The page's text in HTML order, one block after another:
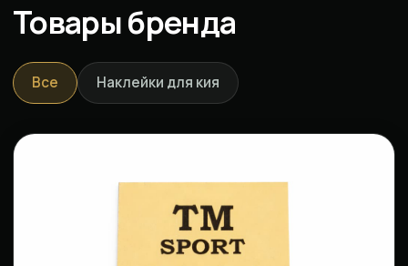
Товары бренда
Все Наклейки для кия